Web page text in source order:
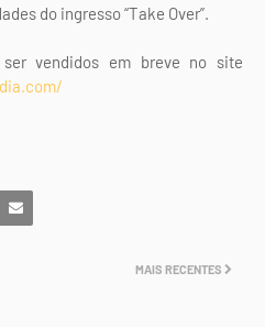
do ingresso “Take Over”.
vendidos em breve no site
MAIS RECENTES